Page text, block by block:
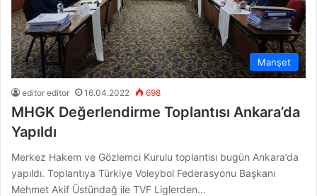
Manşet
editor editor 16.04.2022 698
MHGK Değerlendirme Toplantısı Ankara’da
Yapıldı
Merkez Hakem ve Gözlemci Kurulu toplantısı bugün Ankara’da
yapıldı. Toplantıya Türkiye Voleybol Federasyonu Başkanı
Mehmet Akif Üstündağ ile TVF Liglerden…